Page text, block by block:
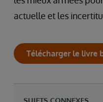
actuelle et les
Télécharger le livre